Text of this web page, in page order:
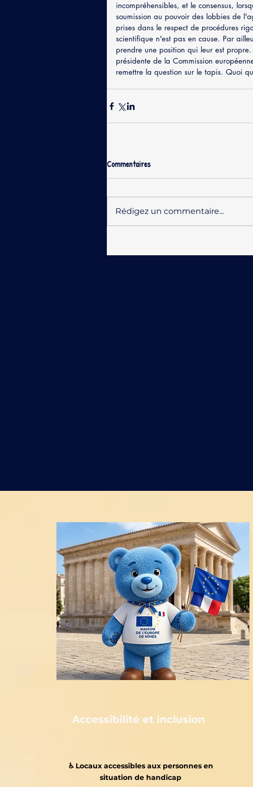
incompréhensibles, et le consensus,
soumission au pouvoir des lobbies de
prises dans le respect de procédures
scientifique n'est pas en cause. Par
prendre une position qui leur est
présidente de la Commission
remettre la question sur le tapis. Quoi
Commentaires
Rédigez un commentaire...
Accessibilité et inclusion
♿️ Locaux accessibles aux personnes en
situation de handicap